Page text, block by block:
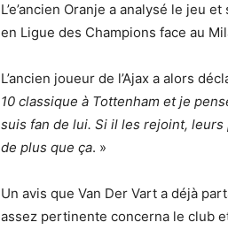
L’e’ancien Oranje a analysé le jeu
en Ligue des Champions face au
L’ancien joueur de l’Ajax a alors
10 classique à Tottenham et je
suis fan de lui. Si il les rejoint,
de plus que ça. »
Un avis que Van Der Vart a déjà
assez pertinente concerna le club